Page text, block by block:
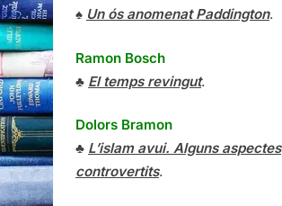
♠ Un ós anomenat Paddington.
Ramon Bosch
♣ El temps revingut.
Dolors Bramon
♣ L’islam avui. Alguns aspectes
controvertits.